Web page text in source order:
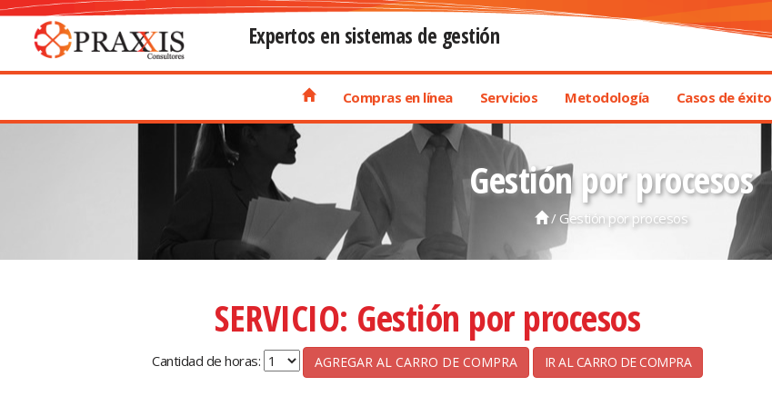
Expertos en sistemas de gestión
Compras en línea Servicios Metodología Casos de éxito
Gestión por procesos
/ Gestión por procesos
SERVICIO: Gestión por procesos
Cantidad de horas: IR AL CARRO DE COMPRA